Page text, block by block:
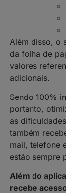
Além disso, o
da folha de
valores
adicionais.
Sendo 100%
portanto,
as
também
mail, telefone
estão sempre
Além do
recebe